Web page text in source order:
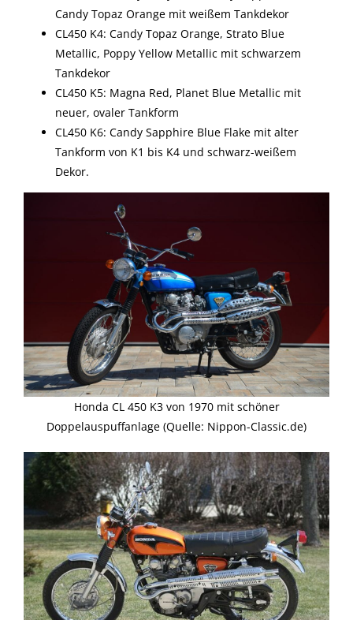
Candy Topaz Orange mit weißem Tankdekor
CL450 K4: Candy Topaz Orange, Strato Blue
Metallic, Poppy Yellow Metallic mit schwarzem
Tankdekor
CL450 K5: Magna Red, Planet Blue Metallic mit
neuer, ovaler Tankform
CL450 K6: Candy Sapphire Blue Flake mit alter
Tankform von K1 bis K4 und schwarz-weißem
Dekor.
Honda CL 450 K3 von 1970 mit schöner
Doppelauspuffanlage (Quelle: Nippon-Classic.de)